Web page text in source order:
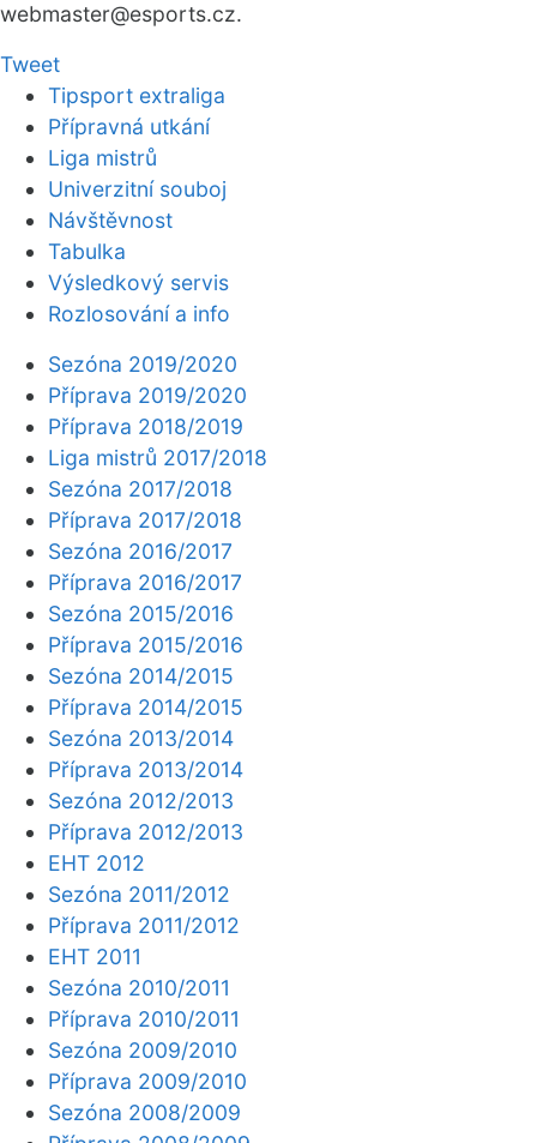
webmaster@esports.cz.
Tweet
Tipsport extraliga
Přípravná utkání
Liga mistrů
Univerzitní souboj
Návštěvnost
Tabulka
Výsledkový servis
Rozlosování a info
Sezóna 2019/2020
Příprava 2019/2020
Příprava 2018/2019
Liga mistrů 2017/2018
Sezóna 2017/2018
Příprava 2017/2018
Sezóna 2016/2017
Příprava 2016/2017
Sezóna 2015/2016
Příprava 2015/2016
Sezóna 2014/2015
Příprava 2014/2015
Sezóna 2013/2014
Příprava 2013/2014
Sezóna 2012/2013
Příprava 2012/2013
EHT 2012
Sezóna 2011/2012
Příprava 2011/2012
EHT 2011
Sezóna 2010/2011
Příprava 2010/2011
Sezóna 2009/2010
Příprava 2009/2010
Sezóna 2008/2009